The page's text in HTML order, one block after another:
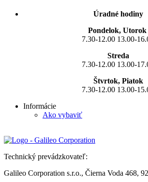
Úradné hodiny
Pondelok, Utorok
7.30-12.00 13.00-
Streda
7.30-12.00 13.00-
Štvrtok, Piatok
7.30-12.00 13.00-
Informácie
Ako vybaviť
Technický prevádzkovateľ:
Galileo Corporation s.r.o., Čierna Voda 468,